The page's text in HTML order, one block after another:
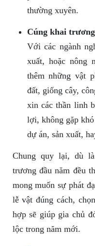
thường xuyên.
Cúng khai
Với các ngành
xuất, hoặc nông
thêm những vật
đất, giống cây,
xin các thần linh
lợi, không gặp
dự án, sản xuất,
Chung quy lại, dù
trương đầu năm đều
mong muốn sự phát
lễ vật đúng cách,
hợp sẽ giúp gia chủ
lộc trong năm mới.